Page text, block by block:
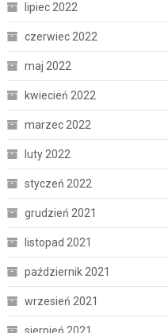
lipiec 2022
czerwiec 2022
maj 2022
kwiecień 2022
marzec 2022
luty 2022
styczeń 2022
grudzień 2021
listopad 2021
październik 2021
wrzesień 2021